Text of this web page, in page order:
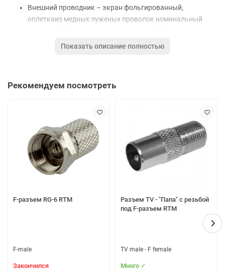
Внешний проводник – экран фольгированный,
оплеткаиз медных луженых проволок номинальный
Оболочка – ПВХ, наружный диаметр кабеля 6,6±0,25 мм
Цена действительна т
олько для интернет-магазина и может
Показать описание полностью
Рекомендуем посмотреть
F-разъем RG-6 RTM
F-male
Закончился
Разъем TV - "Папа" с резьбой
под F-разъем RTM
TV male - F female
Много ✓